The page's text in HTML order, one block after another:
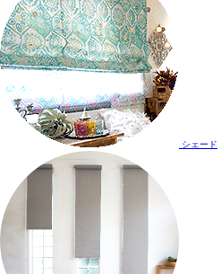
シェード